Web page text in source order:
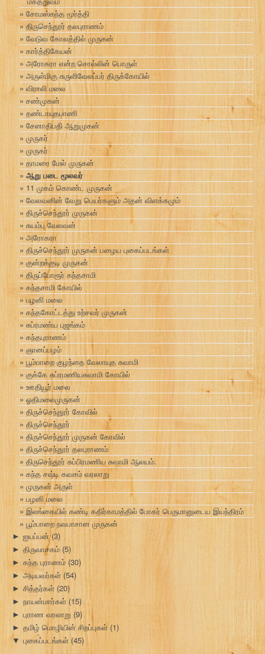
சோமஸ்கந்த மூர்த்தி
திருசெந்தூர் தலபுராணம்
வேடுவ கோலத்தில் முருகன்
கார்த்திகேயன்
அரோகரா என்ற சொல்லின் பொருள்
அருள்மிகு சுருளிவேலப்பர் திருக்கோயில்
விராலி மலை
சண்முகன்
தண்டாயுதபாணி
சேனாதிபதி ஆறுமுகன்
முருகர்
முருகர்
தாமரை மேல் முருகன்
ஆறு படை மூலவர்
11 முகம் கொண்ட முருகன்
வேலவனின் வேறு பெயர்களும் அதன் விளக்கமும்
திருச்செந்தூர் முருகன்
சுயம்பு வேலவன்
அரோகரா
திருச்செந்தூர் முருகன் பழைய புகைப்படங்கள்
குன்றக்குடி முருகன்
திருப்போரூர் கந்தசாமி
கந்தசாமி கோயில்
பழனி மலை
கந்தகோட்டத்து உற்சவர் முருகன்
சுப்ரமண்ய புஜங்கம்
கந்தபுராணம்
ஞானப்பழம்
பூம்பாறை குழந்தை வேலாயுத சுவாமி
குக்கே சுப்ரமணியசுவாமி கோயில்
ஊதியூர் மலை
ஓதிமலைமுருகன்
திருச்செந்தூர் கோவில்
திருச்செந்தூர்
திருச்செந்தூர் முருகன் கோவில்
திருச்செந்தூர் தலபுராணம்
திருசெந்தூர் சுப்பிரமணிய சுவாமி ஆலயம்.
கந்த சஷ்டி கவசம் வரலாறு
முருகன் அருள்
பழனி மலை
இலங்கையில் கண்டி கதிர்காமத்தில் போகர் பெருமானுடைய இயந்திரம்
பூம்பாறை நவபாசான முருகன்
► ஐயப்பன்(3)
► திருவாசகம் (5)
► கந்த புராணம் (30)
► அடியவர்கள் (54)
► சித்தர்கள் (20)
► நாயன்மார்கள் (15)
► புராண வரலாறு (9)
► தமிழ் மொழியின் சிறப்புகள் (1)
▼ புகைப்படங்கள் (45)